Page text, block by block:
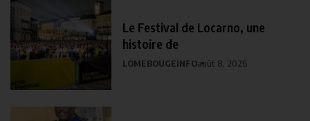
Le Festival de Locarno, une
histoire de
LOMEBOUGEINFOaoût 8, 2026